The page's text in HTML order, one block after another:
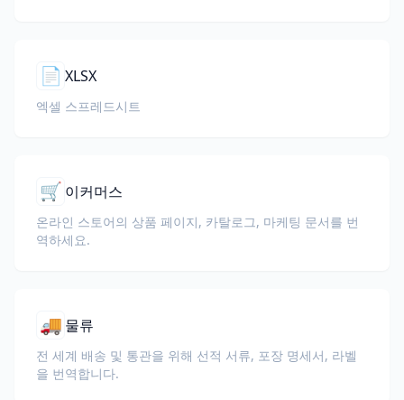
📄 XLSX
엑셀 스프레드시트
🛒 이커머스
온라인 스토어의 상품 페이지, 카탈로그, 마케팅 문서를 번
역하세요.
🚚 물류
전 세계 배송 및 통관을 위해 선적 서류, 포장 명세서, 라벨
을 번역합니다.